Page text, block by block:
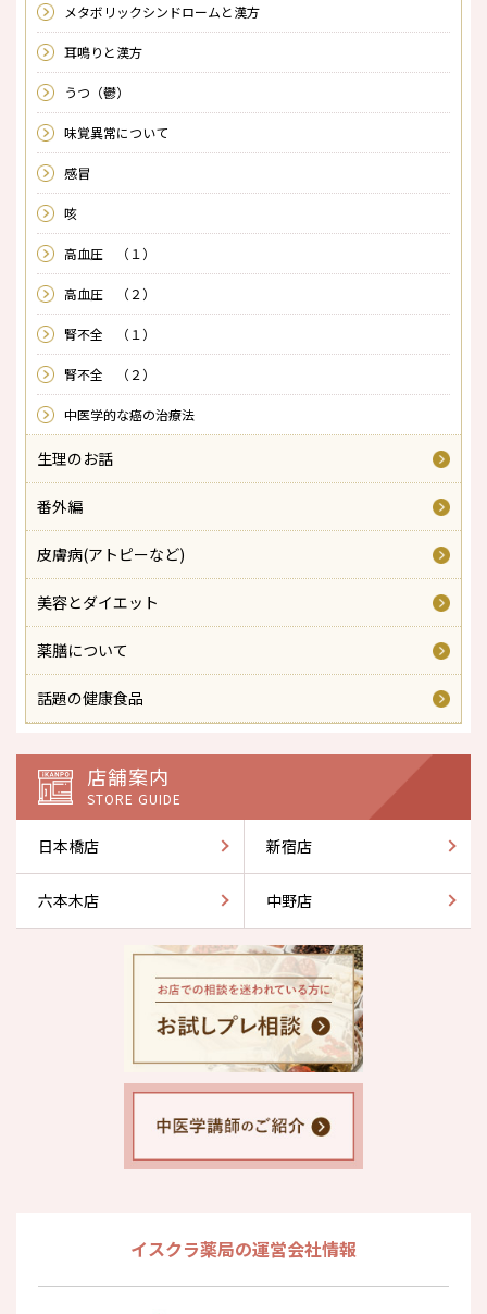
メタボリックシンドロームと漢方
耳鳴りと漢方
うつ（鬱）
味覚異常について
感冒
咳
高血圧 （１）
高血圧 （２）
腎不全 （１）
腎不全 （２）
中医学的な癌の治療法
生理のお話
番外編
皮膚病(アトピーなど)
美容とダイエット
薬膳について
話題の健康食品
店舗案内
STORE GUIDE
日本橋店 新宿店
六本木店 中野店
イスクラ薬局の運営会社情報